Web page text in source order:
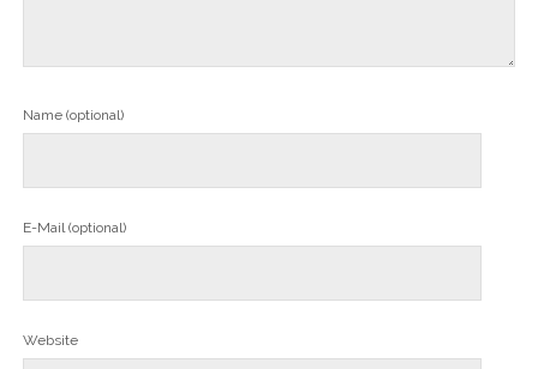
Name (optional)
E-Mail (optional)
Website